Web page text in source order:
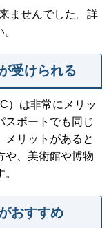
ませんでした。詳
受けられる
）は非常にメリッ
スポートでも同じ
メリットがあると
や、美術館や博物
おすすめ